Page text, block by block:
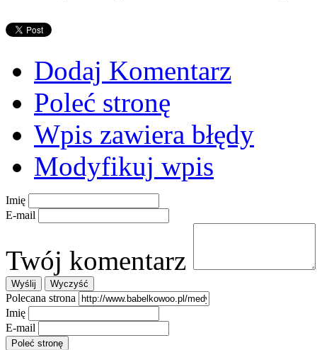
Dodaj Komentarz
Poleć stronę
Wpis zawiera błędy
Modyfikuj wpis
Imię
E-mail
Twój komentarz
Polecana strona
Imię
E-mail